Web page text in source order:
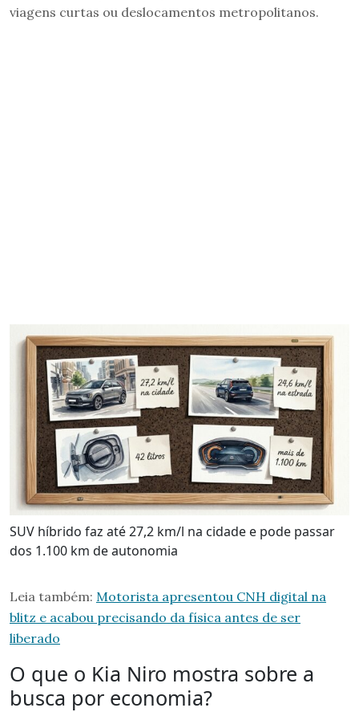
viagens curtas ou deslocamentos metropolitanos.
SUV híbrido faz até 27,2 km/l na cidade e pode passar
dos 1.100 km de autonomia
Leia também: Motorista apresentou CNH digital na
blitz e acabou precisando da física antes de ser
liberado
O que o Kia Niro mostra sobre a
busca por economia?